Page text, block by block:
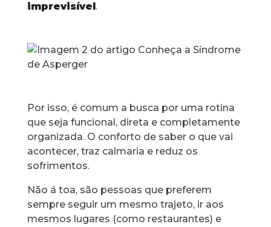
imprevisível .
Por isso, é comum a busca por uma rotina
que seja funcional, direta e completamente
organizada. O conforto de saber o que vai
acontecer, traz calmaria e reduz os
sofrimentos.
Não á toa, são pessoas que preferem
sempre seguir um mesmo trajeto, ir aos
mesmos lugares (como restaurantes) e